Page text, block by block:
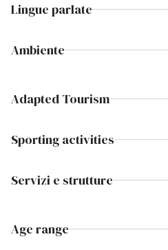
Lingue parlate
Ambiente
Adapted Tourism
Sporting activities
Servizi e strutture
Age range